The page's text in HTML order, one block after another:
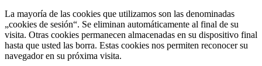
La mayoría de las cookies que utilizamos son las denominadas
„cookies de sesión“. Se eliminan automáticamente al final de su
visita. Otras cookies permanecen almacenadas en su dispositivo final
hasta que usted las borra. Estas cookies nos permiten reconocer su
navegador en su próxima visita.